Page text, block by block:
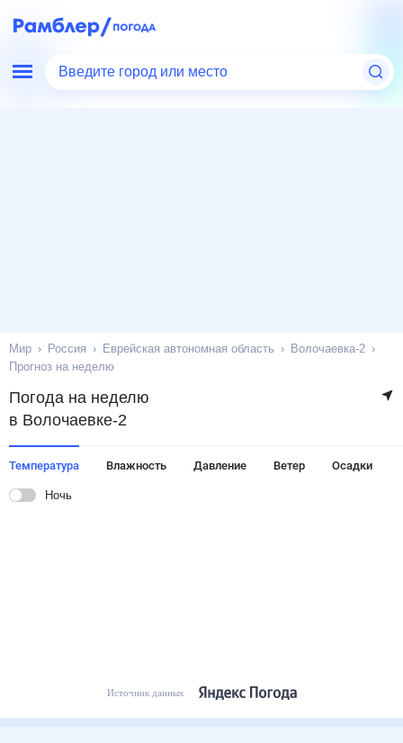
Введите город или место
Мир Россия Еврейская автономная область
Волочаевка-2
Прогноз на неделю
Погода на неделю
в Волочаевке-2
Температура Влажность Давление Ветер Осадки
Ночь
Источник данных